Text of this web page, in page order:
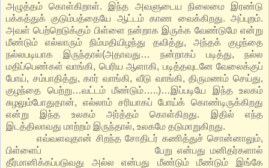
அழுத்தம் கொள்கிறாள். இந்த அவளுடைய நிலைமை இரண்டு
பக்கத்துக் குடும்பத்தையே ஆட்டம் காண வைக்கிறது. அப்புறம்.
அவள் பெற்றெடுக்கும் பிள்ளை நன்றாக இருக்க வேண்டுமே என்று
மீண்டும் எல்லாரும் நிம்மதியிழந்து தவித்து, அந்தக் குழந்தை
நல்லபடியாக இருந்தால்(அதாவது… நன்றாகப் படித்து, நல்ல
மதிப்பெண்கள் வாங்கி, பெரிய ஆளாகி, படித்தவுடனே வேலைக்குப்
போய், சம்பாதித்து, கார் வாங்கி, வீடு வாங்கி, திருமணம் செய்து,
குழந்தை பெற்று…வட்டம் மீண்டும்…..)…இப்படியே இந்த உலகம்
சுழலும்போதுதான், எல்லாம் சரியாகப் போய்க் கொண்டிருக்கிறது
என்று இந்த உலகம் அர்த்தம் கொள்கிறது. இதில் எந்த
இடத்திலாவது மாற்றம் இருந்தால், உலகமே தடுமாறுகிறது.
எவ்வளவுதான் சிறந்த சோதிடர் கணித்துச் சொன்னாலும்,
பிள்ளைப் பேறு என்பது மனிதர்களால்
தீர்மானிக்கப்படுவது அல்ல என்பது மீண்டும் மீண்டும் இங்கே